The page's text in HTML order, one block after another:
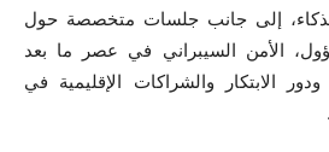
إلى جانب جلسات متخصصة حول
الأمن السيبراني في عصر ما بعد
الابتكار والشراكات الإقليمية في